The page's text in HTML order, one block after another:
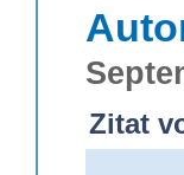
Zitat